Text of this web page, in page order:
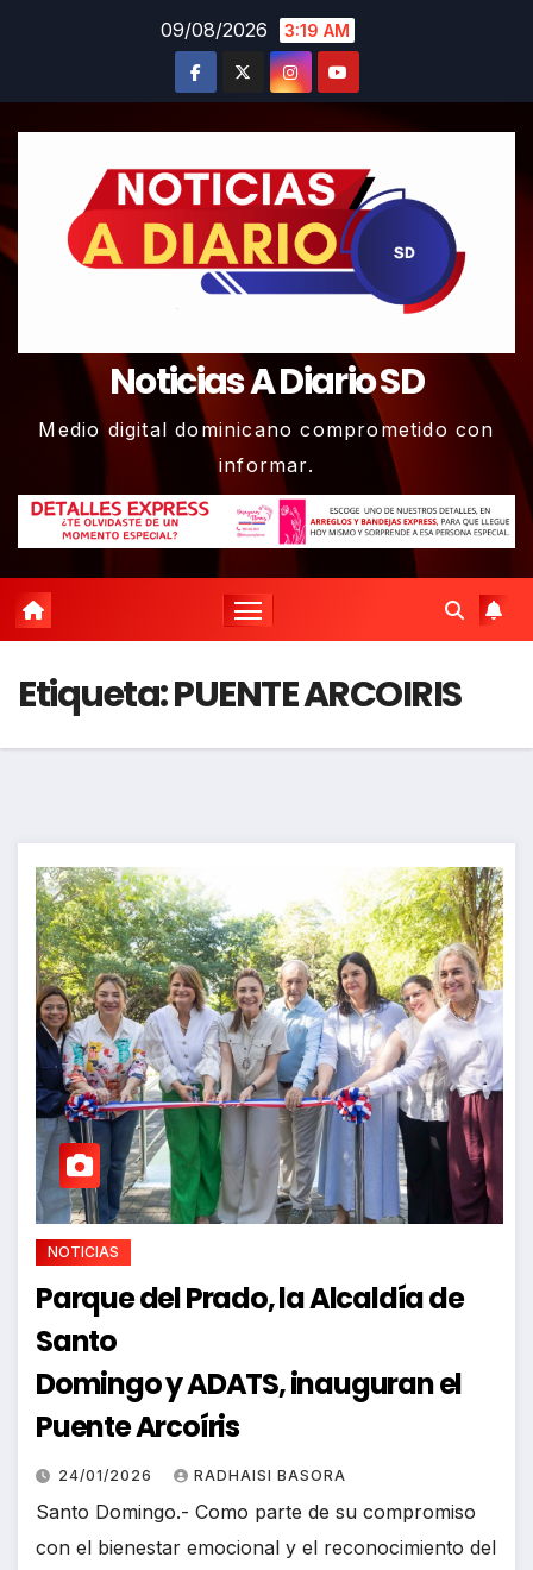
09/08/2026 3:19 AM
Noticias A Diario SD
Medio digital dominicano comprometido con
informar.
Etiqueta:PUENTE ARCOIRIS
NOTICIAS
Parque del Prado, la Alcaldía de
Santo
Domingo y ADATS, inauguran el
Puente Arcoíris
24/01/2026 RADHAISI BASORA
Santo Domingo.- Como parte de su compromiso
con el bienestar emocional y el reconocimiento del